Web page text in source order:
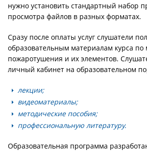
нужно установить стандартный набор
просмотра файлов в разных форматах.
Сразу после оплаты услуг слушатели
образовательным материалам курса по
пожаротушения и их элементов.
личный кабинет на образовательном
лекции;
видеоматериалы;
методические пособия;
профессиональную литературу.
Образовательная программа